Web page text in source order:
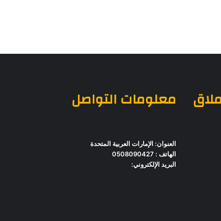
معلومات التواصل
العنوان: الإمارات العربية المتحدة
الهاتف : 0508090427
البريد الإلكتروني: